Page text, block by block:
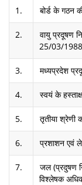
1. बोर्ड के गठन
2.
वायु प्रदूषण
25/03/1988
3. मध्यप्रदेश
4. स्वयं के
5. तृतीया श्रेणी
6. प्रशाशन एवं
7.
जल (प्रदुषण
विश्लेषक